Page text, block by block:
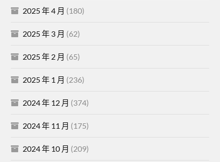
2025 年 4 月 (180)
2025 年 3 月 (62)
2025 年 2 月 (65)
2025 年 1 月 (236)
2024 年 12 月 (374)
2024 年 11 月 (175)
2024 年 10 月 (209)